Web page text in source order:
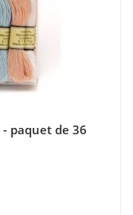
paquet de 36